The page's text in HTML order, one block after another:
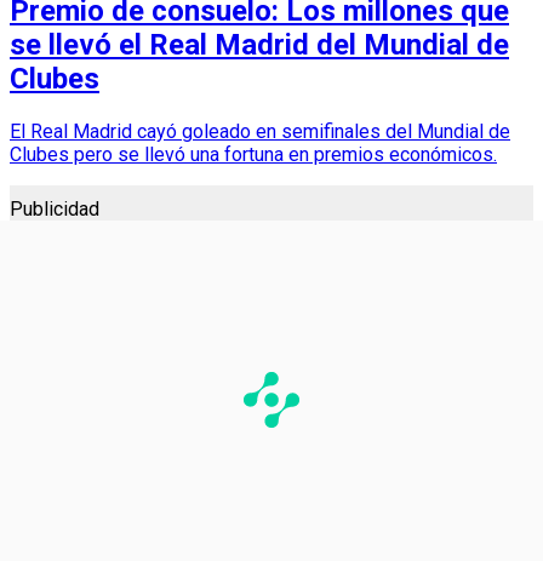
Premio de consuelo: Los millones que
se llevó el Real Madrid del Mundial de
Clubes
El Real Madrid cayó goleado en semifinales del Mundial de
Clubes pero se llevó una fortuna en premios económicos.
Publicidad